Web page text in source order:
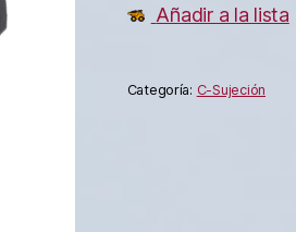
Añadir a la lista
Categoría: C-Sujeción